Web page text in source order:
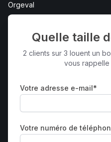
Orgeval
Maurepas
Bois d'Arcy
2 rue Claude Bernard
78310
01 85 40 00 78
Quelle taille
2 clients sur 3 louent un
vous rappelle
Votre adresse e-mail*
Votre numéro de